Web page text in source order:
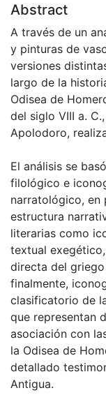
Abstract
A través de un
y pinturas de
versiones
largo de la
Odisea de
del siglo VIII a.
Apolodoro,
El análisis se
filológico e
narratológico, en
estructura
literarias como
textual
directa del
finalmente,
clasificatorio de
que representan
asociación con
la Odisea de
detallado
Antigua.